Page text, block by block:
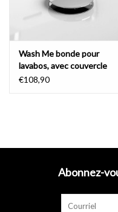
Wash Me bonde pour
lavabos, avec couvercle
€108,90
Abonnez-